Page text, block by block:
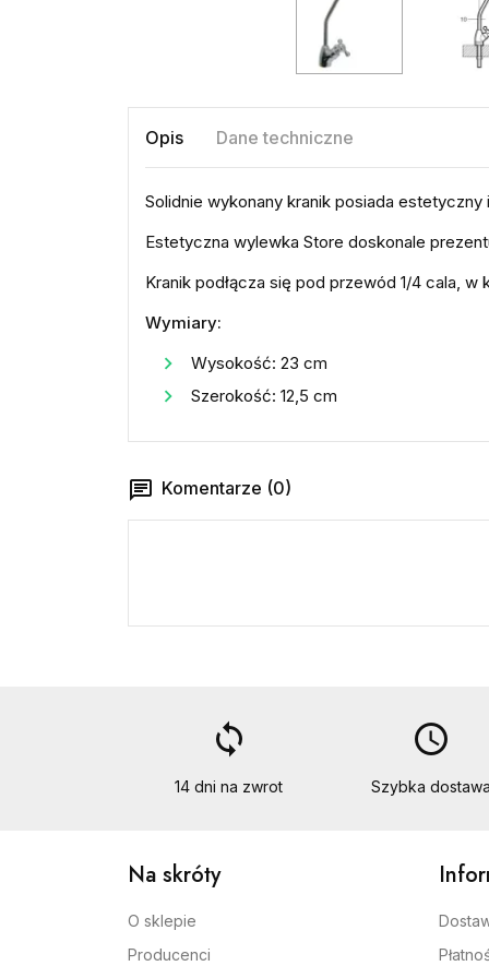
Opis Dane techniczne
Solidnie wykonany kranik posiada
Estetyczna wylewka Store doskonale
Kranik podłącza się pod przewód 1/4 cala, w
Wymiary:
Wysokość: 23 cm
Szerokość: 12,5 cm
Komentarze (0)
loop
14 dni na zwrot
access_time
Szybka dostawa
Na skróty
O sklepie
Producenci